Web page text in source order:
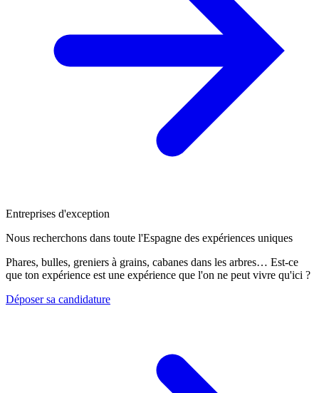
Entreprises d'exception
Nous recherchons dans toute l'Espagne des expériences uniques
Phares, bulles, greniers à grains, cabanes dans les arbres… Est-ce
que ton expérience est une expérience que l'on ne peut vivre qu'ici ?
Déposer sa candidature